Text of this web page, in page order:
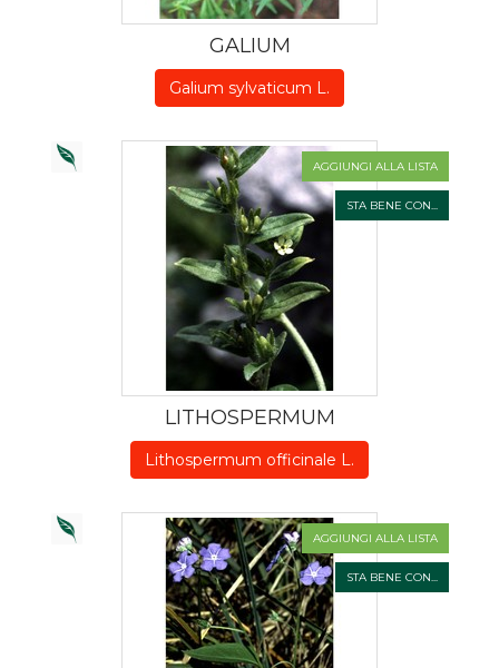
GALIUM
Galium sylvaticum L.
AGGIUNGI ALLA LISTA
STA BENE CON...
LITHOSPERMUM
Lithospermum officinale L.
AGGIUNGI ALLA LISTA
STA BENE CON...